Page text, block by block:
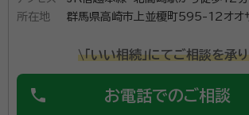
所在地
群馬県高崎市上並榎町595-12オオ
\「いい相続」にてご相談を承
phone お電話でのご相談